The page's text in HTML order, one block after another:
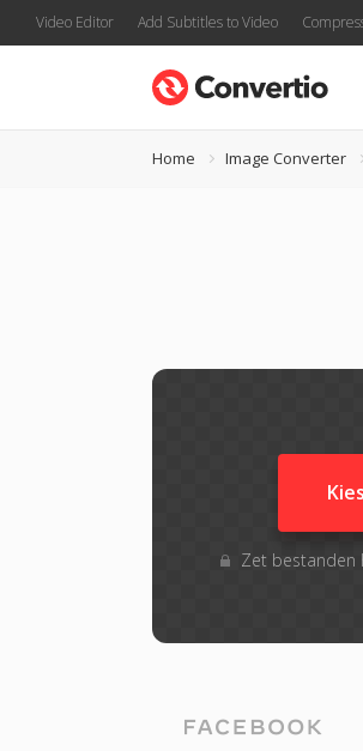
Video Editor Add Subtitles to Video
Home Image Converter
Zet bestanden